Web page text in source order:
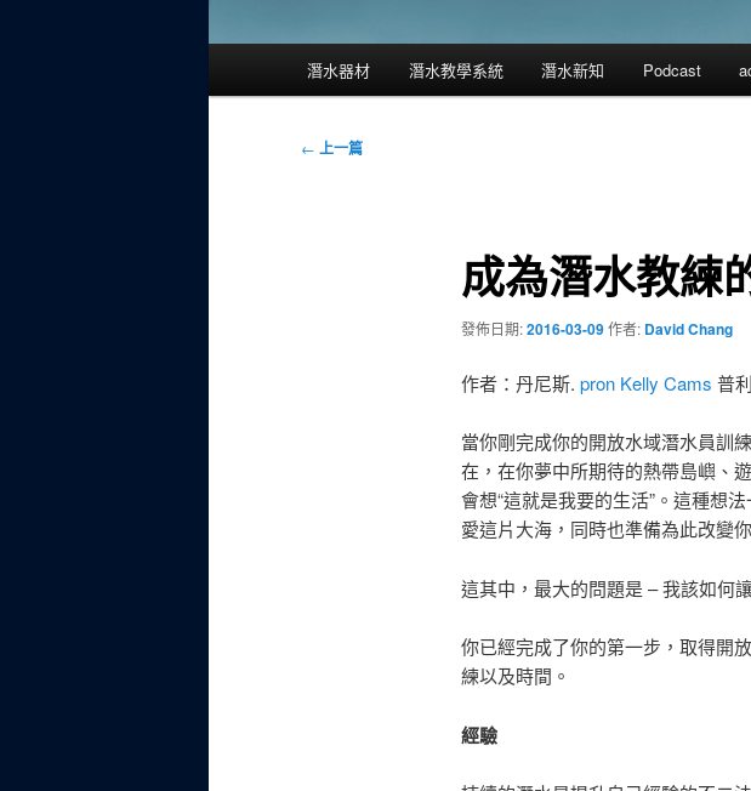
潛水器材 潛水教學系統 潛水新知 Podcast
文
← 上一篇
成為潛水教練
發佈日期:2016-03-09作者: David Chang
作者：丹尼斯. pron Kelly Cams 普利
當你剛完成你的開放水域潛水員訓
在，在你夢中所期待的熱帶島嶼、
會想“這就是我要的生活”。這種想
愛這片大海，同時也準備為此改變
這其中，最大的問題是 – 我該如何
你已經完成了你的第一步，取得開
練以及時間。
經驗